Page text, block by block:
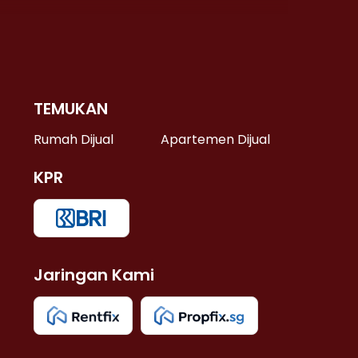
TEMUKAN
Rumah Dijual Apartemen Dijual
KPR
Jaringan Kami